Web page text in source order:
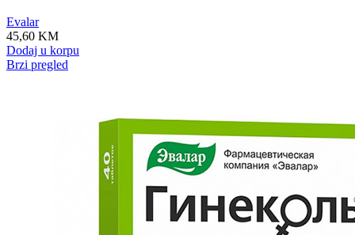
Evalar
45,60 KM
Dodaj u korpu
Brzi pregled